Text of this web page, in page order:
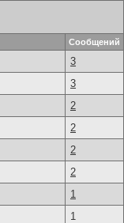
Сообщений
3
3
2
2
2
2
1
1